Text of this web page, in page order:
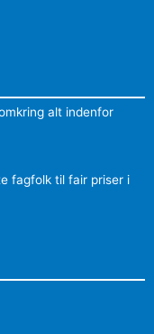
alt indenfor
fagfolk til fair priser i